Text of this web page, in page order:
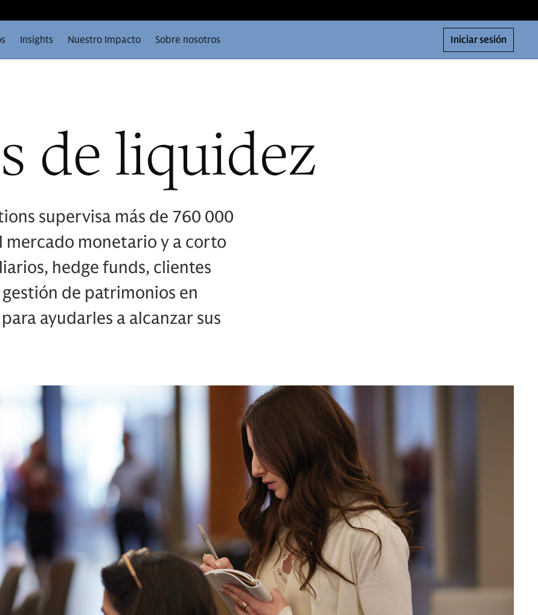
Insights Nuestro Impacto Sobre nosotros Iniciar sesión
de liquidez
supervisa más de 760 000
mercado monetario y a corto
hedge funds, clientes
de patrimonios en
ayudarles a alcanzar sus